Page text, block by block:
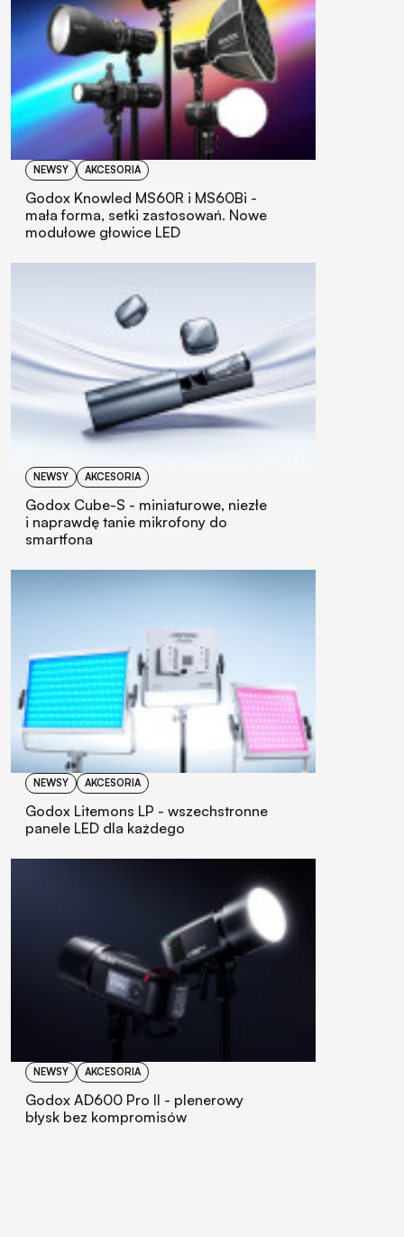
NEWSY AKCESORIA
Godox Knowled MS60R i MS60Bi -
mała forma, setki zastosowań. Nowe
modułowe głowice LED
NEWSY AKCESORIA
Godox Cube-S - miniaturowe, niezłe
i naprawdę tanie mikrofony do
smartfona
NEWSY AKCESORIA
Godox Litemons LP - wszechstronne
panele LED dla każdego
NEWSY AKCESORIA
Godox AD600 Pro II - plenerowy
błysk bez kompromisów